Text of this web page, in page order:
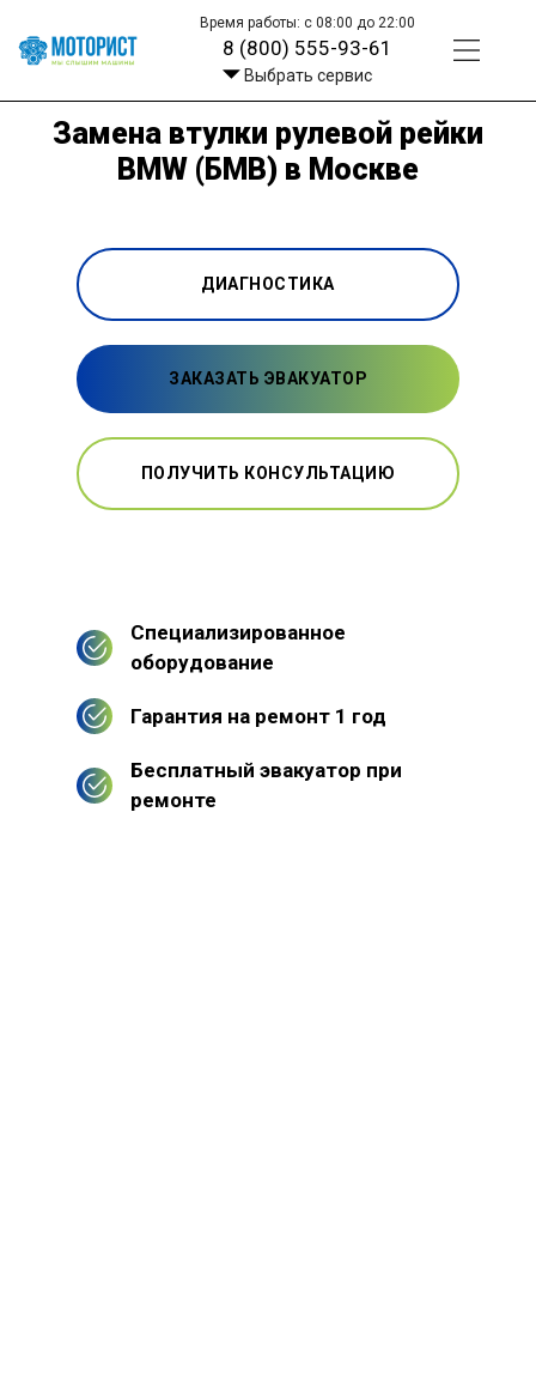
Время работы: с 08:00 до 22:00
8 (800) 555-93-61
Выбрать сервис
Замена втулки рулевой рейки
BMW (БМВ) в Москве
ДИАГНОСТИКА
ЗАКАЗАТЬ ЭВАКУАТОР
ПОЛУЧИТЬ КОНСУЛЬТАЦИЮ
Специализированное
оборудование
Гарантия на ремонт 1 год
Бесплатный эвакуатор при
ремонте